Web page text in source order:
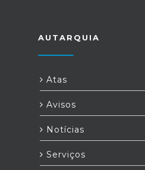
AUTARQUIA
Atas
Avisos
Notícias
Serviços